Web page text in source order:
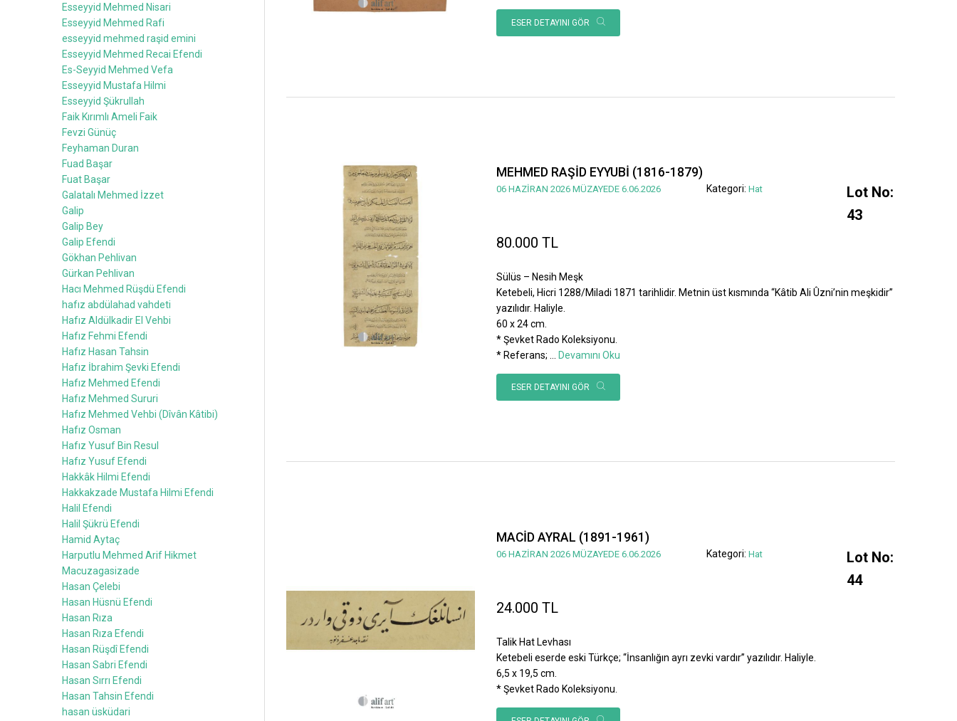
ESER DETAYINI GÖR
MEHMED RAŞİD EYYUBİ (1816-1879)
06 HAZİRAN 2026 MÜZAYEDE 6.06.2026 Kategori: Hat
Lot No:
43
80.000 TL
Sülüs – Nesih Meşk
Ketebeli, Hicri 1288/Miladi 1871 tarihlidir. Metnin üst kısmında “Kâtib Ali Ûzni’nin meşkidir”
yazılıdır. Haliyle.
60 x 24 cm.
* Şevket Rado Koleksiyonu.
* Referans; ... Devamını Oku
ESER DETAYINI GÖR
MACİD AYRAL (1891-1961)
06 HAZİRAN 2026 MÜZAYEDE 6.06.2026 Kategori: Hat
Lot No:
44
24.000 TL
Talik Hat Levhası
Ketebeli eserde eski Türkçe; “İnsanlığın ayrı zevki vardır” yazılıdır. Haliyle.
6,5 x 19,5 cm.
* Şevket Rado Koleksiyonu.
Esseyyid Mehmed Nisari
Esseyyid Mehmed Rafi
esseyyid mehmed raşid emini
Esseyyid Mehmed Recai Efendi
Es-Seyyid Mehmed Vefa
Esseyyid Mustafa Hilmi
Esseyyid Şükrullah
Faik Kırımlı Ameli Faik
Fevzi Günüç
Feyhaman Duran
Fuad Başar
Fuat Başar
Galatalı Mehmed İzzet
Galip
Galip Bey
Galip Efendi
Gökhan Pehlivan
Gürkan Pehlivan
Hacı Mehmed Rüşdü Efendi
hafız abdülahad vahdeti
Hafız Aldülkadir El Vehbi
Hafız Fehmi Efendi
Hafız Hasan Tahsin
Hafız İbrahim Şevki Efendi
Hafız Mehmed Efendi
Hafız Mehmed Sururi
Hafız Mehmed Vehbi (Dîvân Kâtibi)
Hafız Osman
Hafız Yusuf Bin Resul
Hafız Yusuf Efendi
Hakkâk Hilmi Efendi
Hakkakzade Mustafa Hilmi Efendi
Halil Efendi
Halil Şükrü Efendi
Hamid Aytaç
Harputlu Mehmed Arif Hikmet
Macuzagasizade
Hasan Çelebi
Hasan Hüsnü Efendi
Hasan Rıza
Hasan Rıza Efendi
Hasan Rüşdî Efendi
Hasan Sabri Efendi
Hasan Sırrı Efendi
Hasan Tahsin Efendi
hasan üsküdari